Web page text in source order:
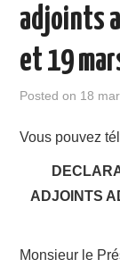
STATUTS,
ADHÉSION
adjoints
et 19
Posted on 18
Vous pouvez
ADJOINTS
Monsieur le